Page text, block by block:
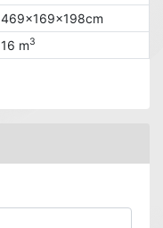
469x169x198cm
16 m3